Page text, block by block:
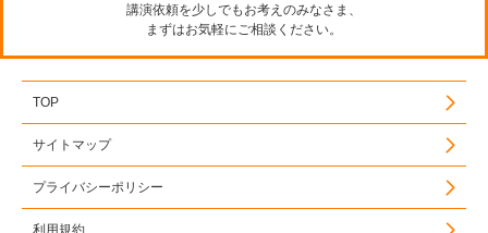
講演依頼を少しでもお考えのみなさま、
まずはお気軽にご相談ください。
TOP
サイトマップ
プライバシーポリシー